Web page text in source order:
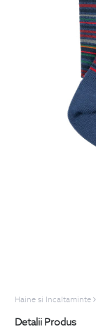
Haine si Incaltaminte
Detalii Produs